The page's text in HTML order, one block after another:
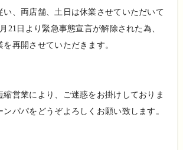
い、両店舗、土日は休業させていただいて
21日より緊急事態宣言が解除された為、
を再開させていただきます。
縮営業により、ご迷惑をお掛けしておりま
パパをどうぞよろしくお願い致します。